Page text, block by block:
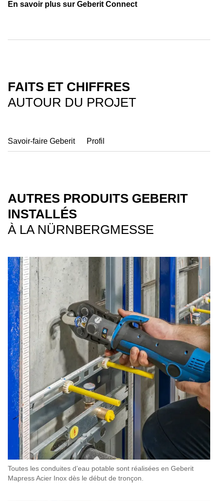
En savoir plus sur Geberit Connect
FAITS ET CHIFFRES
AUTOUR DU PROJET
Savoir-faire Geberit Profil
AUTRES PRODUITS GEBERIT
INSTALLÉS
À LA NÜRNBERGMESSE
Toutes les conduites d’eau potable sont réalisées en Geberit
Mapress Acier Inox dès le début de tronçon.